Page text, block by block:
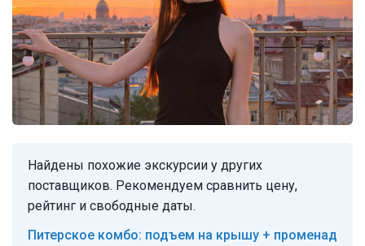
Найдены похожие экскурсии у других
поставщиков. Рекомендуем сравнить цену,
рейтинг и свободные даты.
Питерское комбо: подъем на крышу + променад